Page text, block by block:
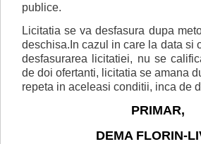
publice.
Licitatia se va desfasura dupa
deschisa.In cazul in care la data si
desfasurarea licitatiei, nu se
de doi ofertanti, licitatia se amana
repeta in aceleasi conditii, inca de
PRIMAR,
DEMA FLORIN-